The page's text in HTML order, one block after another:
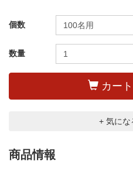
個数
数量
カー
+ 気にな
商品情報